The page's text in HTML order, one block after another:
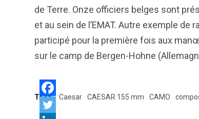
de Terre. Onze officiers belges sont
et au sein de l’EMAT. Autre exemple de
participé pour la première fois aux
sur le camp de Bergen-Hohne
Tags: Caesar CAESAR 155 mm CAMO